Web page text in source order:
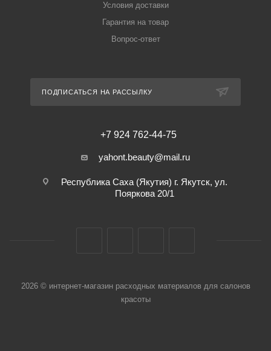
Условия доставки
Гарантия на товар
Вопрос-ответ
ПОДПИСАТЬСЯ НА РАССЫЛКУ
+7 924 762-44-75
yahont.beauty@mail.ru
Республика Саха (Якутия) г. Якутск, ул.
Пояркова 20/1
2026 © интернет-магазин расходных материалов для салонов
красоты